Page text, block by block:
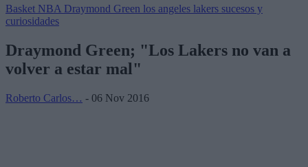
Basket NBA Draymond Green los angeles lakers sucesos y
curiosidades
Draymond Green; "Los Lakers no van a
volver a estar mal"
Roberto Carlos… - 06 Nov 2016